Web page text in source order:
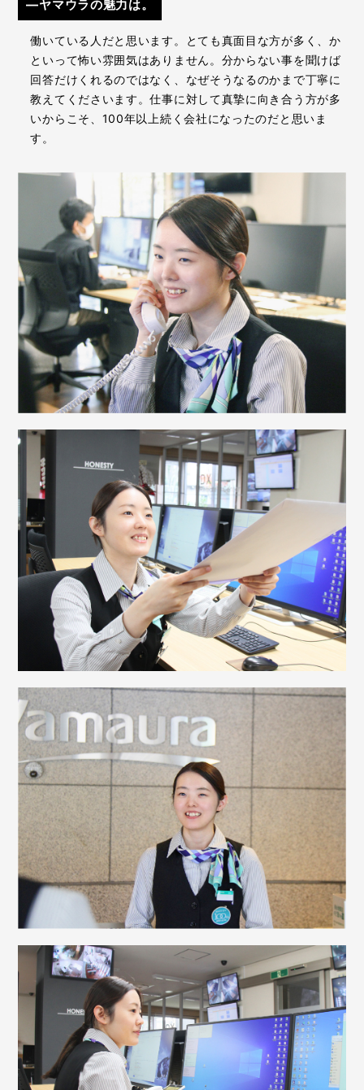
―ヤマウラの魅力は。
働いている人だと思います。とても真面目な方が多く、か
といって怖い雰囲気はありません。分からない事を聞けば
回答だけくれるのではなく、なぜそうなるのかまで丁寧に
教えてくださいます。仕事に対して真摯に向き合う方が多
いからこそ、100年以上続く会社になったのだと思いま
す。